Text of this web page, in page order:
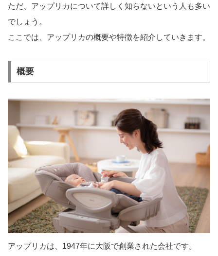
ただ、アップリカについて詳しく知らないという人も多い
でしょう。
ここでは、アップリカの概要や特徴を紹介していきます。
概要
アップリカは、1947年に大阪で創業された会社です。